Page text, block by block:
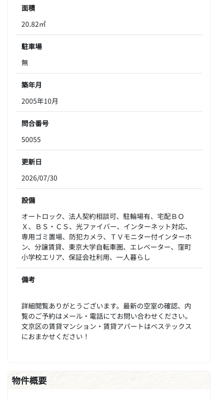
面積
20.82㎡
駐車場
無
築年月
2005年10月
問合番号
50055
更新日
2026/07/30
設備
オートロック、法人契約相談可、駐輪場有、宅配ＢＯ
Ｘ、ＢＳ・ＣＳ、光ファイバー、インターネット対応、
専用ゴミ置場、防犯カメラ、ＴＶモニター付インターホ
ン、分譲賃貸、東京大学自転車圏、エレベーター、窪町
小学校エリア、保証会社利用、一人暮らし
備考
詳細閲覧ありがとうございます。最新の空室の確認、内
覧のご予約はメール・電話にてお問い合わせください。
文京区の賃貸マンション・賃貸アパートはベステックス
におまかせください！
物件概要